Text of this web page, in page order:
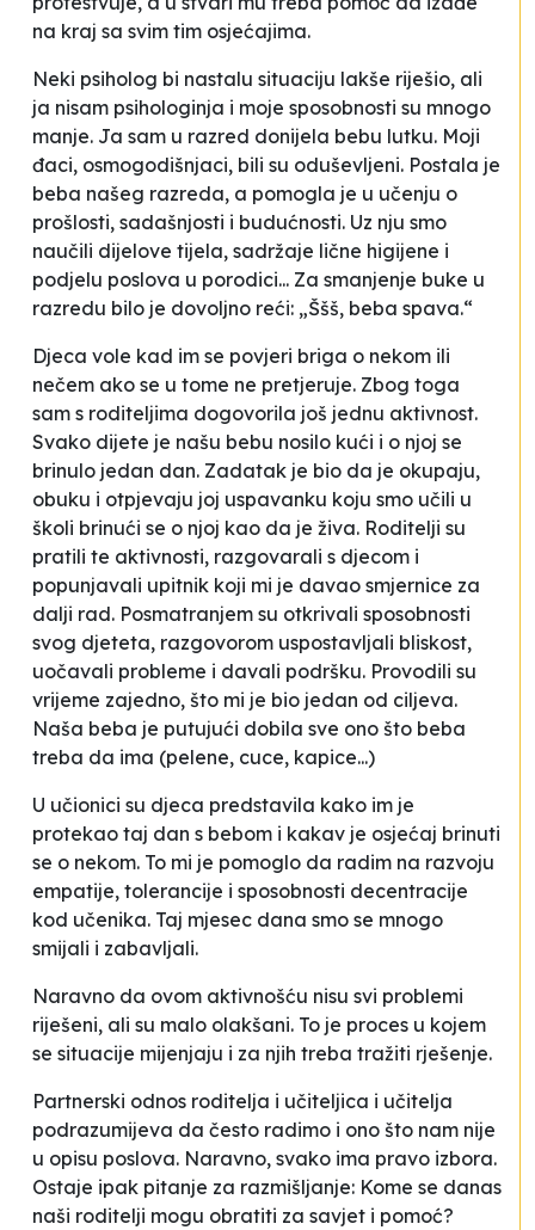
na kraj sa svim tim osjećajima.
Neki psiholog bi nastalu situaciju lakše riješio, ali
ja nisam psihologinja i moje sposobnosti su mnogo
manje. Ja sam u razred donijela bebu lutku. Moji
đaci, osmogodišnjaci, bili su oduševljeni. Postala je
beba našeg razreda, a pomogla je u učenju o
prošlosti, sadašnjosti i budućnosti. Uz nju smo
naučili dijelove tijela, sadržaje lične higijene i
podjelu poslova u porodici... Za smanjenje buke u
razredu bilo je dovoljno reći: „Ššš, beba spava.“
Djeca vole kad im se povjeri briga o nekom ili
nečem ako se u tome ne pretjeruje. Zbog toga
sam s roditeljima dogovorila još jednu aktivnost.
Svako dijete je našu bebu nosilo kući i o njoj se
brinulo jedan dan. Zadatak je bio da je okupaju,
obuku i otpjevaju joj uspavanku koju smo učili u
školi brinući se o njoj kao da je živa. Roditelji su
pratili te aktivnosti, razgovarali s djecom i
popunjavali upitnik koji mi je davao smjernice za
dalji rad. Posmatranjem su otkrivali sposobnosti
svog djeteta, razgovorom uspostavljali bliskost,
uočavali probleme i davali podršku. Provodili su
vrijeme zajedno, što mi je bio jedan od ciljeva.
Naša beba je putujući dobila sve ono što beba
treba da ima (pelene, cuce, kapice...)
U učionici su djeca predstavila kako im je
protekao taj dan s bebom i kakav je osjećaj brinuti
se o nekom. To mi je pomoglo da radim na razvoju
empatije, tolerancije i sposobnosti decentracije
kod učenika. Taj mjesec dana smo se mnogo
smijali i zabavljali.
Naravno da ovom aktivnošću nisu svi problemi
riješeni, ali su malo olakšani. To je proces u kojem
se situacije mijenjaju i za njih treba tražiti rješenje.
Partnerski odnos roditelja i učiteljica i učitelja
podrazumijeva da često radimo i ono što nam nije
u opisu poslova. Naravno, svako ima pravo izbora.
Ostaje ipak pitanje za razmišljanje: Kome se danas
naši roditelji mogu obratiti za savjet i pomoć?